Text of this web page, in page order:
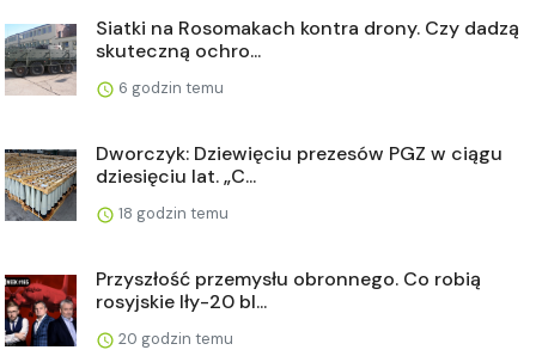
Siatki na Rosomakach kontra drony. Czy dadzą
skuteczną ochro...
6 godzin temu
Dworczyk: Dziewięciu prezesów PGZ w ciągu
dziesięciu lat. „C...
18 godzin temu
Przyszłość przemysłu obronnego. Co robią
rosyjskie Iły-20 bl...
20 godzin temu